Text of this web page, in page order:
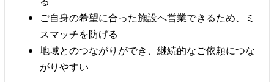
ご自身の希望に合った施設へ営業できるため、ミ
スマッチを防げる
地域とのつながりができ、継続的なご依頼につな
がりやすい